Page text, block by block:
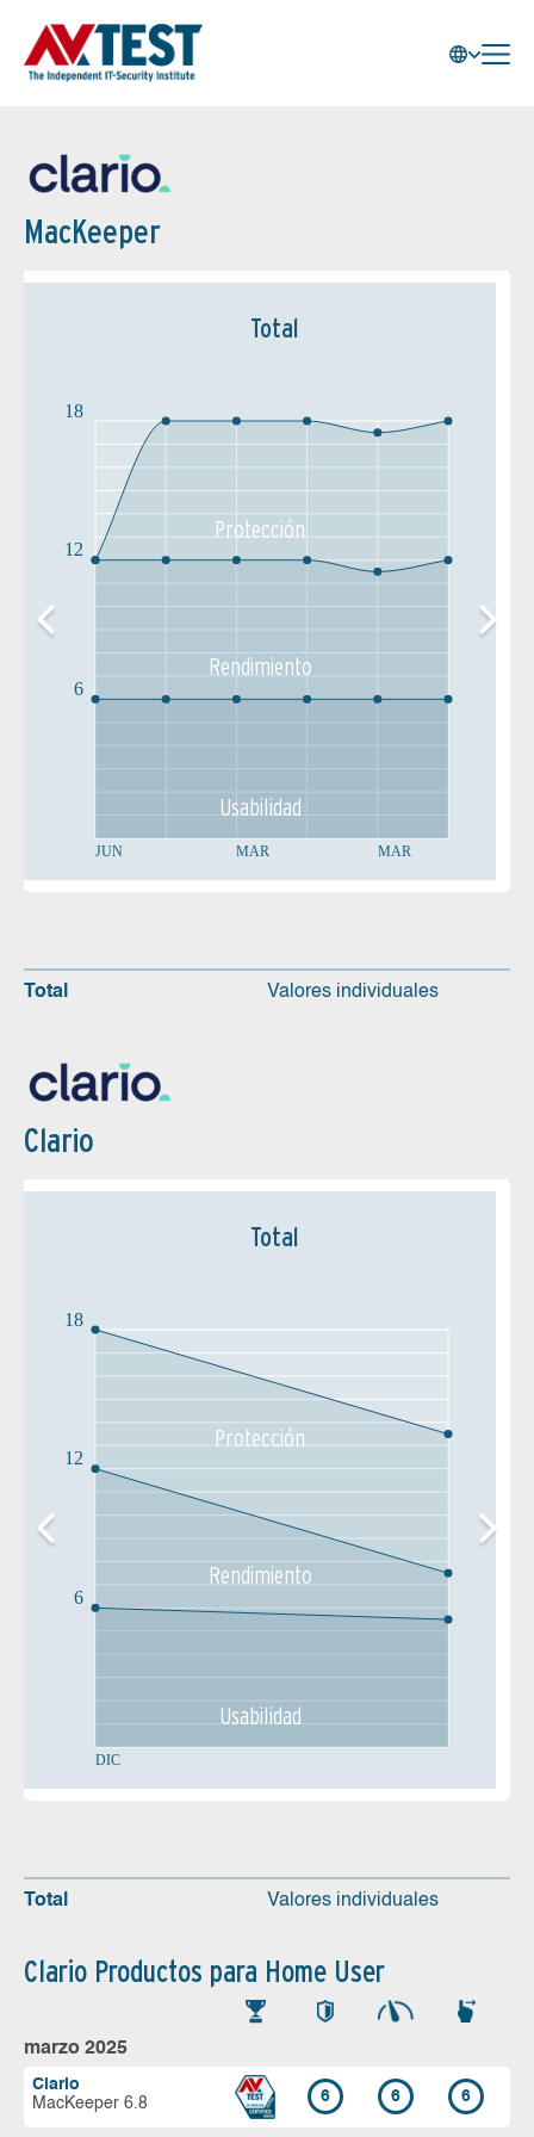
MacKeeper
Total
JUN MAR MAR
6
12
18
Protección
Rendimiento
Usabilidad
Total Valores individuales
Clario
Total
DIC
6
12
18
Protección
Rendimiento
Usabilidad
Total Valores individuales
Clario Productos para Home User
marzo 2025
Clario
MacKeeper 6.8
6 6 6